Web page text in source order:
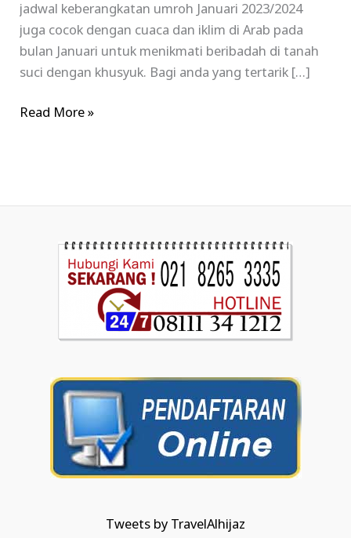
jadwal keberangkatan umroh Januari 2023/2024
juga cocok dengan cuaca dan iklim di Arab pada
bulan Januari untuk menikmati beribadah di tanah
suci dengan khusyuk. Bagi anda yang tertarik […]
Read More »
Tweets by TravelAlhijaz